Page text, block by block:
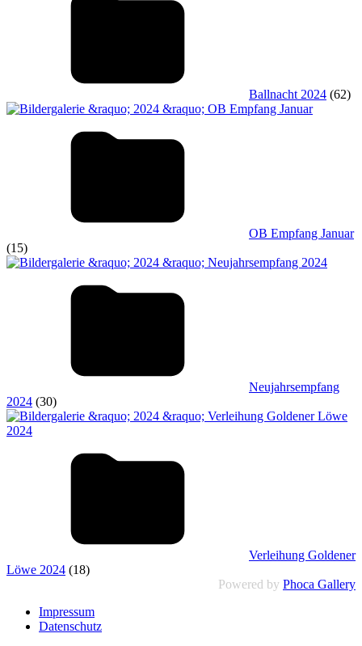
Ballnacht 2024 (62)
OB Empfang Januar
(15)
Neujahrsempfang
2024 (30)
Verleihung Goldener
Löwe 2024 (18)
Powered by Phoca Gallery
Impressum
Datenschutz